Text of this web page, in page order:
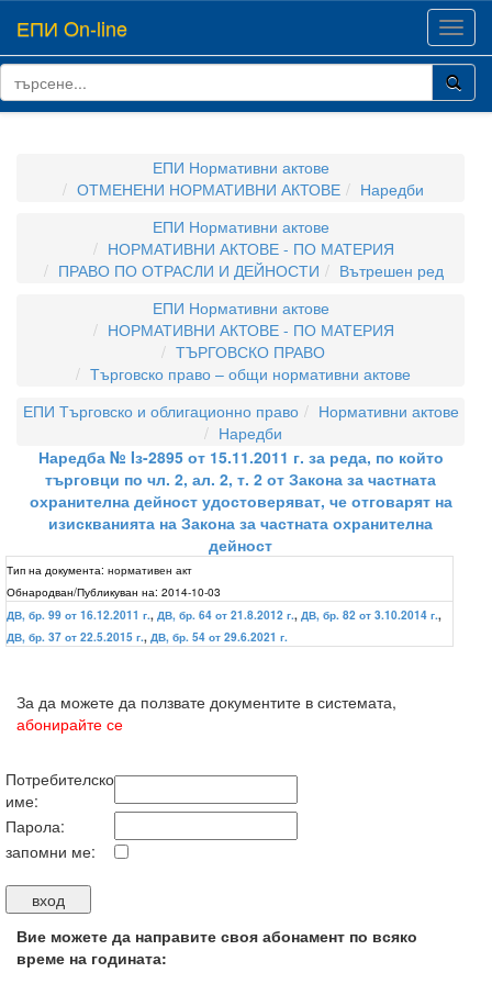
ЕПИ On-line
ЕПИ Нормативни актове
ОТМЕНЕНИ НОРМАТИВНИ АКТОВЕ
Наредби
ЕПИ Нормативни актове
НОРМАТИВНИ АКТОВЕ - ПО МАТЕРИЯ
ПРАВО ПО ОТРАСЛИ И ДЕЙНОСТИ
Вътрешен ред
ЕПИ Нормативни актове
НОРМАТИВНИ АКТОВЕ - ПО МАТЕРИЯ
ТЪРГОВСКО ПРАВО
Търговско право – общи нормативни актове
ЕПИ Търговско и облигационно право
Нормативни актове
Наредби
Наредба № Iз-2895 от 15.11.2011 г. за реда, по който
търговци по чл. 2, ал. 2, т. 2 от Закона за частната
охранителна дейност удостоверяват, че отговарят на
изискванията на Закона за частната охранителна
дейност
Тип на документа: нормативен акт
Обнародван/Публикуван на: 2014-10-03
ДВ, бр. 99 от 16.12.2011 г., ДВ, бр. 64 от 21.8.2012 г., ДВ, бр. 82 от 3.10.2014 г.,
ДВ, бр. 37 от 22.5.2015 г., ДВ, бр. 54 от 29.6.2021 г.
За да можете да ползвате документите в системата,
абонирайте се
Потребителско
име:
Парола:
запомни ме:
Вие можете да направите своя абонамент по всяко
време на годината: